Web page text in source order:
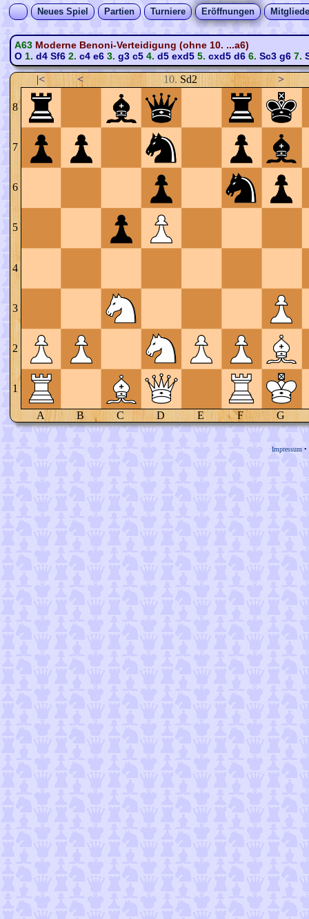
Neues Spiel Partien Turniere Eröffnungen
A63 Moderne Benoni-Verteidigung (ohne 10. ...a6)
O1. d4 Sf62. c4 e63. g3 c54. d5 exd55. cxd5 d66. Sc3 g67.
|< < 10. Sd2 >
8
7
6
5
4
3
2
1
A B C D E F G
Impressum •